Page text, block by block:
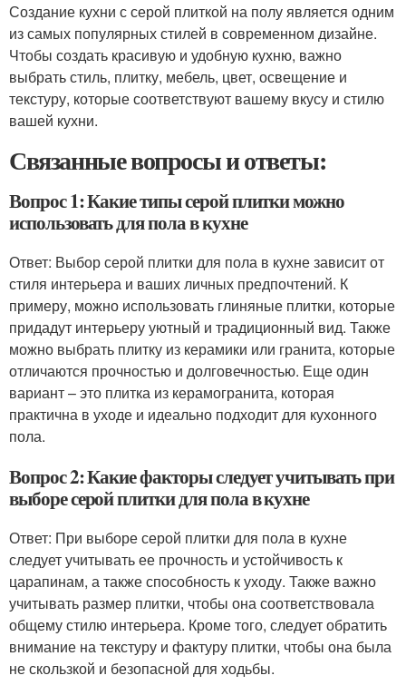
Создание кухни с серой плиткой на полу является одним
из самых популярных стилей в современном дизайне.
Чтобы создать красивую и удобную кухню, важно
выбрать стиль, плитку, мебель, цвет, освещение и
текстуру, которые соответствуют вашему вкусу и стилю
вашей кухни.
Связанные вопросы и ответы:
Вопрос 1: Какие типы серой плитки можно
использовать для пола в кухне
Ответ: Выбор серой плитки для пола в кухне зависит от
стиля интерьера и ваших личных предпочтений. К
примеру, можно использовать глиняные плитки, которые
придадут интерьеру уютный и традиционный вид. Также
можно выбрать плитку из керамики или гранита, которые
отличаются прочностью и долговечностью. Еще один
вариант – это плитка из керамогранита, которая
практична в уходе и идеально подходит для кухонного
пола.
Вопрос 2: Какие факторы следует учитывать при
выборе серой плитки для пола в кухне
Ответ: При выборе серой плитки для пола в кухне
следует учитывать ее прочность и устойчивость к
царапинам, а также способность к уходу. Также важно
учитывать размер плитки, чтобы она соответствовала
общему стилю интерьера. Кроме того, следует обратить
внимание на текстуру и фактуру плитки, чтобы она была
не скользкой и безопасной для ходьбы.